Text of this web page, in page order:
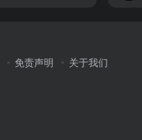
免责声明 关于我们